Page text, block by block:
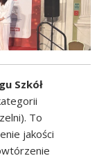
Szkół
To
jakości